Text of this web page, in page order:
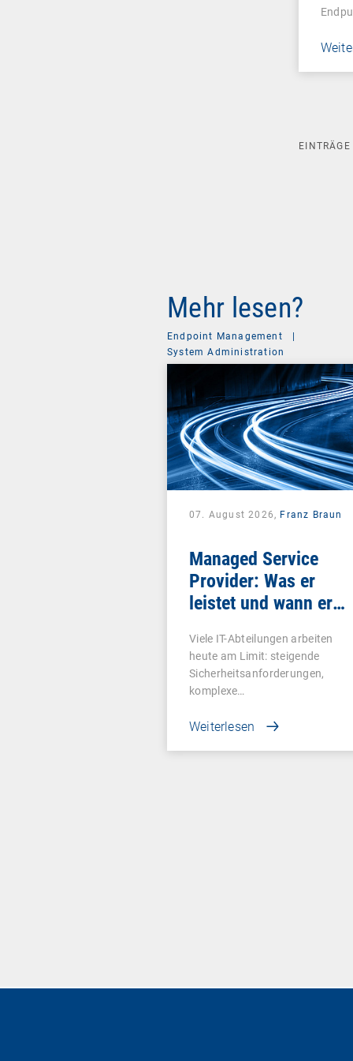
EINTRÄGE
Mehr lesen?
Endpoint Management
|
System Administration
07. August 2026, Franz Braun
Managed Service
Provider: Was er
leistet und wann er
Viele IT-Abteilungen arbeiten
heute am Limit: steigende
Sicherheitsanforderungen,
komplexe…
Weiterlesen